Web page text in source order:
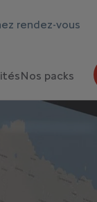
rendez-vous
Nos packs